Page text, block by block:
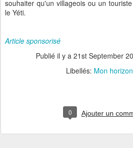
souhaiter qu'un villageois ou un
le Yéti.
Article sponsorisé
Publié il y a 21st September
Libellés: Mon
0 Ajouter un